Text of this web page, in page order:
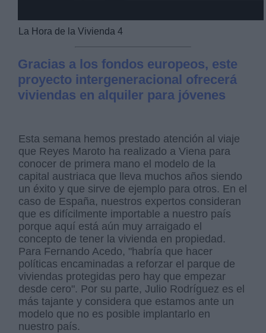
La Hora de la Vivienda 4
Gracias a los fondos europeos, este
proyecto intergeneracional ofrecerá
viviendas en alquiler para jóvenes
Esta semana hemos prestado atención al viaje
que Reyes Maroto ha realizado a Viena para
conocer de primera mano el modelo de la
capital austriaca que lleva muchos años siendo
un éxito y que sirve de ejemplo para otros. En el
caso de España, nuestros expertos consideran
que es difícilmente importable a nuestro país
porque aquí está aún muy arraigado el
concepto de tener la vivienda en propiedad.
Para Fernando Acedo, "habría que hacer
políticas encaminadas a reforzar el parque de
viviendas protegidas pero hay que empezar
desde cero". Por su parte, Julio Rodríguez es el
más tajante y considera que estamos ante un
modelo que no es posible implantarlo en
nuestro país.